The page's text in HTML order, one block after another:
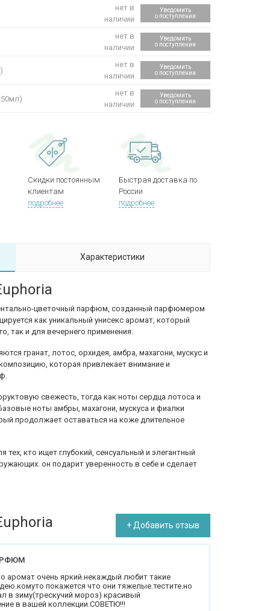
нет в
наличии
Уведомить
о поступлении
нет в
наличии
Уведомить
о поступлении
нет в
наличии
Уведомить
о поступлении
нет в
наличии
Уведомить
о поступлении
Скидки постоянным
клиентам
подробнее
Быстрая доставка по
России
подробнее
Характеристики
цветочный парфюм, созданный парфюмером
как уникальный унисекс аромат, который
так и для вечернего применения.
гранат, лотос, орхидея, амбра, махагони, мускус и
которая привлекает внимание и
свежесть, тогда как ноты сердца лотоса и
ноты амбры, махагони, мускуса и фиалки
продолжает оставаться на коже длительное
тех, кто ищет глубокий, сенсуальный и элегантный
он подарит уверенность в себе и сделает
+ Добавить отзыв
аромат очень яркий.некаждый любит такие
покажется что они тяжелые.тестите.но
в зиму(трескучий мороз) красивый
в вашей коллекции.СОВЕТЮ!!!